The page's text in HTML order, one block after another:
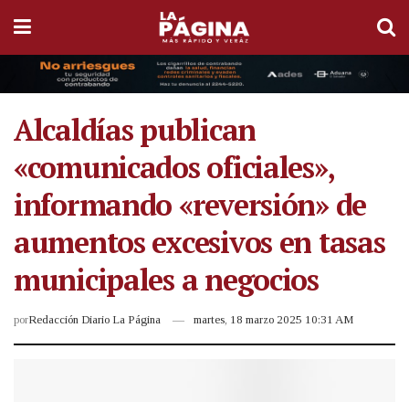
Alcaldías publican
«comunicados oficiales»,
informando «reversión» de
aumentos excesivos en tasas
municipales a negocios
porRedacción Diario La Página martes, 18 marzo 2025 10:31 AM